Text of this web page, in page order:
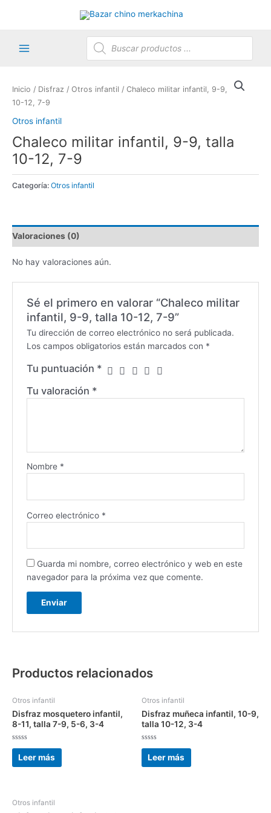
Búsqueda
de
productos
Inicio / Disfraz / Otros infantil / Chaleco militar infantil, 9-9, talla
10-12, 7-9
Otros infantil
Chaleco militar infantil, 9-9, talla
10-12, 7-9
Categoría: Otros infantil
Valoraciones (0)
No hay valoraciones aún.
Sé el primero en valorar “Chaleco militar
infantil, 9-9, talla 10-12, 7-9”
Tu dirección de correo electrónico no será publicada.
Los campos obligatorios están marcados con *
Tu puntuación *
Tu valoración *
Nombre *
Correo electrónico *
Guarda mi nombre, correo electrónico y web en este
navegador para la próxima vez que comente.
Productos relacionados
Otros infantil
Disfraz mosquetero infantil,
8-11, talla 7-9, 5-6, 3-4
Valorado
con
de
Leer más
Otros infantil
Disfraz muñeca infantil, 10-9,
talla 10-12, 3-4
Valorado
con
de
Leer más
Otros infantil